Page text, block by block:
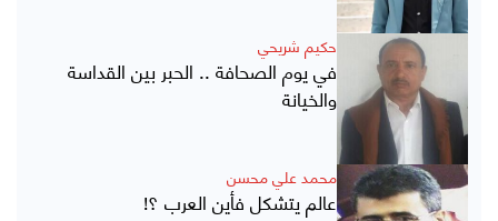
حكيم شريحي
في يوم الصحافة .. الحبر بين القداسة
والخيانة
محمد علي محسن
عالم يتشكل فأين العرب ؟!